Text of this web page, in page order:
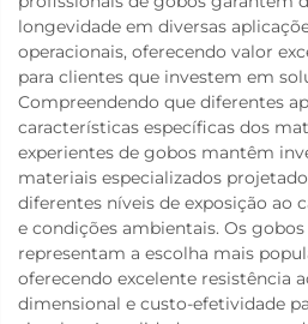
longevidade em diversas
operacionais, oferecendo valor
para clientes que investem em
Compreendendo que diferentes
características específicas dos
experientes de gobos mantêm
materiais especializados
diferentes níveis de exposição ao
e condições ambientais. Os
representam a escolha mais
oferecendo excelente resistência
dimensional e custo-efetividade